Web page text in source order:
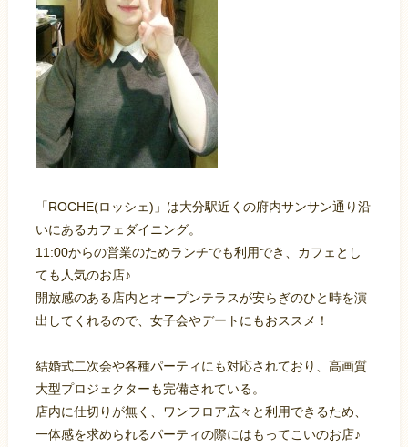
「ROCHE(ロッシェ)」は大分駅近くの府内サンサン通り沿
いにあるカフェダイニング。
11:00からの営業のためランチでも利用でき、カフェとし
ても人気のお店♪
開放感のある店内とオープンテラスが安らぎのひと時を演
出してくれるので、女子会やデートにもおススメ！
結婚式二次会や各種パーティにも対応されており、高画質
大型プロジェクターも完備されている。
店内に仕切りが無く、ワンフロア広々と利用できるため、
一体感を求められるパーティの際にはもってこいのお店♪